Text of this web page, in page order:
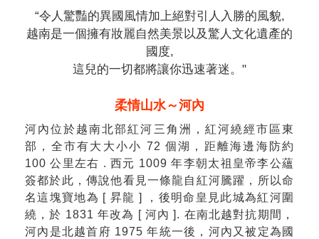
“令人驚豔的異國風情加上絕對引人入勝的風貌,
越南是一個擁有妝麗自然美景以及驚人文化遺產的
國度,
這兒的一切都將讓你迅速著迷。"
柔情山水～河內
河內位於越南北部紅河三角洲，紅河繞經市區東
部，全市有大大小小 72 個湖，距離海邊海防約
100 公里左右 . 西元 1009 年李朝太祖皇帝李公蘊
簽都於此，傳說他看見一條龍自紅河騰躍，所以命
名這塊寶地為 [ 昇龍 ] ，後明命皇見此城為紅河圍
繞，於 1831 年改為 [ 河內 ]. 在南北越對抗期間，
河內是北越首府 1975 年統一後，河內又被定為國